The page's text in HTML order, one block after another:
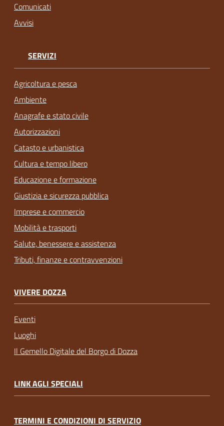
Comunicati
Avvisi
SERVIZI
Agricoltura e pesca
Ambiente
Anagrafe e stato civile
Autorizzazioni
Catasto e urbanistica
Cultura e tempo libero
Educazione e formazione
Giustizia e sicurezza pubblica
Imprese e commercio
Mobilità e trasporti
Salute, benessere e assistenza
Tributi, finanze e contravvenzioni
VIVERE DOZZA
Eventi
Luoghi
Il Gemello Digitale del Borgo di Dozza
LINK AGLI SPECIALI
TERMINI E CONDIZIONI DI SERVIZIO